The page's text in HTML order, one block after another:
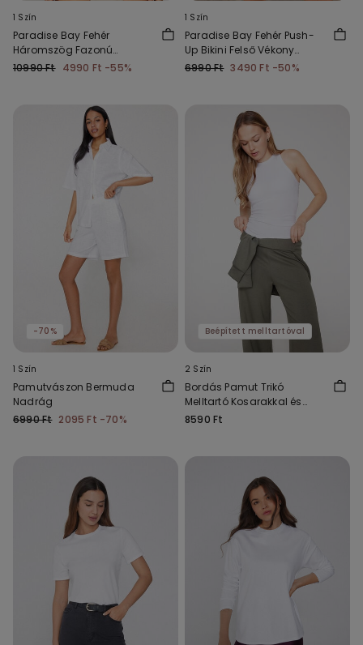
1 Szín
Paradise Bay Fehér
Háromszög Fazonú
Egyrészes Fürdőruha
10990 Ft 4990 Ft -55%
1 Szín
Paradise Bay Fehér Push-
Up Bikini Felső Vékony
Szivacsos Kosárral
6990 Ft 3490 Ft -50%
-70%
1 Szín
Pamutvászon Bermuda
Nadrág
6990 Ft 2095 Ft -70%
Beépített melltartóval
2 Szín
Bordás Pamut Trikó
Melltartó Kosarakkal és
Sportos Nyakkivágással
8590 Ft